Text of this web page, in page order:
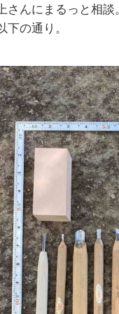
さんにまるっと相談
の通り。